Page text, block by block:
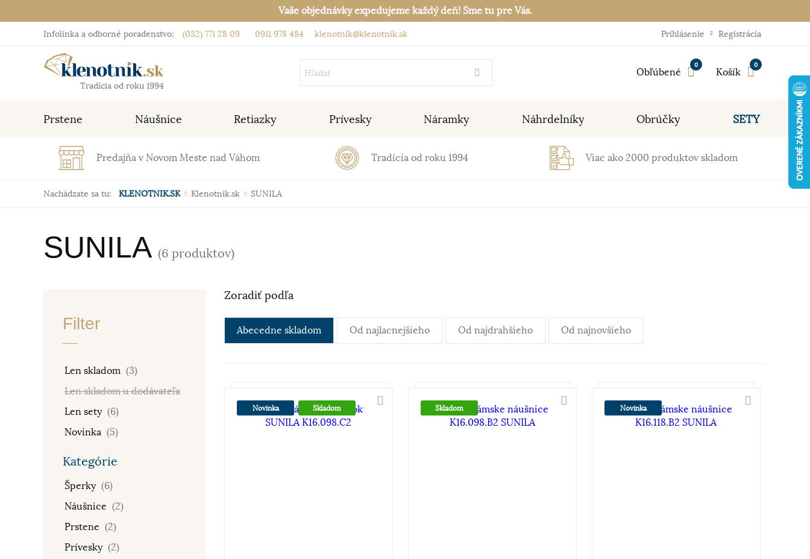
Vaše objednávky expedujeme každý deň! Sme tu pre Vás.
Infolinka a odborné poradenstvo: (032) 771 28 09 0911 978 484 klenotnik@klenotnik.sk Prihlásenie Registrácia
Tradícia od roku 1994
Obľúbené
0
Košík
0
Prstene Náušnice Retiazky Prívesky Náramky Náhrdelníky Obrúčky SETY
Predajňa v Novom Meste nad Váhom Tradícia od roku 1994 Viac ako 2000 produktov skladom
Nachádzate sa tu: KLENOTNIK.SK Klenotnik.sk SUNILA
SUNILA (6 produktov)
Filter
Len skladom (3)
Len skladom u dodávateľa
Len sety (6)
Novinka (5)
Kategórie
Šperky (6)
Náušnice (2)
Prstene (2)
Prívesky (2)
Zoradiť podľa
Abecedne skladom Od najlacnejšieho Od najdrahšieho Od najnovšieho
Novinka Skladom Skladom Novinka